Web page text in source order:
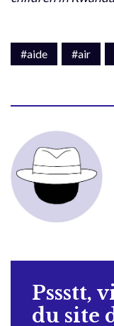
#aide #air
Pssstt,
du site